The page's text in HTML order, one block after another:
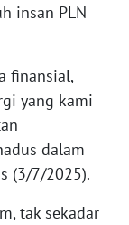
insan PLN
finansial,
yang kami
dalam
(3/7/2025).
tak sekadar